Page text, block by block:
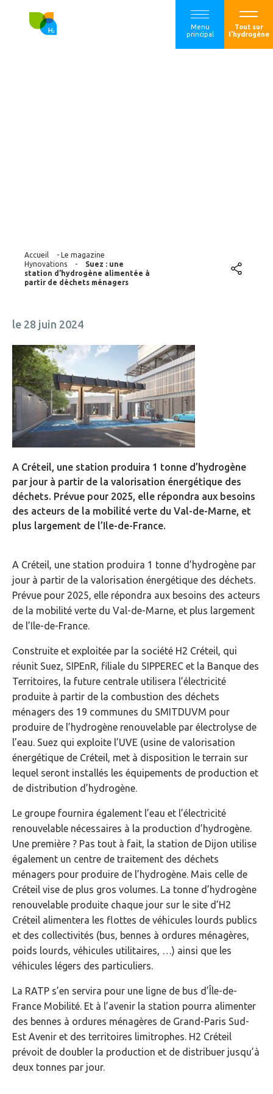
Menu
principal
Tout sur
l'hydrogène
Accueil - Le magazine
Hynovations
-
Suez : une
station d’hydrogène alimentée à
partir de déchets ménagers
le 28 juin 2024
A Créteil, une station produira 1 tonne d’hydrogène
par jour à partir de la valorisation énergétique des
déchets. Prévue pour 2025, elle répondra aux besoins
des acteurs de la mobilité verte du Val-de-Marne, et
plus largement de l’Ile-de-France.
A Créteil, une station produira 1 tonne d’hydrogène par
jour à partir de la valorisation énergétique des déchets.
Prévue pour 2025, elle répondra aux besoins des acteurs
de la mobilité verte du Val-de-Marne, et plus largement
de l’Ile-de-France.
Construite et exploitée par la société H2 Créteil, qui
réunit Suez, SIPEnR, filiale du SIPPEREC et la Banque des
Territoires, la future centrale utilisera l’électricité
produite à partir de la combustion des déchets
ménagers des 19 communes du SMITDUVM pour
produire de l’hydrogène renouvelable par électrolyse de
l’eau. Suez qui exploite l’UVE (usine de valorisation
énergétique de Créteil, met à disposition le terrain sur
lequel seront installés les équipements de production et
de distribution d’hydrogène.
Le groupe fournira également l’eau et l’électricité
renouvelable nécessaires à la production d’hydrogène.
Une première ? Pas tout à fait, la station de Dijon utilise
également un centre de traitement des déchets
ménagers pour produire de l’hydrogène. Mais celle de
Créteil vise de plus gros volumes. La tonne d’hydrogène
renouvelable produite chaque jour sur le site d’H2
Créteil alimentera les flottes de véhicules lourds publics
et des collectivités (bus, bennes à ordures ménagères,
poids lourds, véhicules utilitaires, …) ainsi que les
véhicules légers des particuliers.
La RATP s’en servira pour une ligne de bus d’Île-de-
France Mobilité. Et à l’avenir la station pourra alimenter
des bennes à ordures ménagères de Grand-Paris Sud-
Est Avenir et des territoires limitrophes. H2 Créteil
prévoit de doubler la production et de distribuer jusqu’à
deux tonnes par jour.